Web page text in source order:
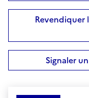
Signaler